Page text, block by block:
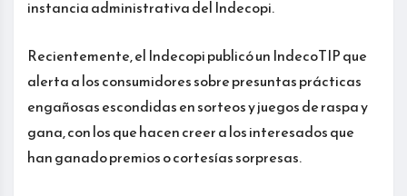
instancia administrativa del Indecopi.
Recientemente, el Indecopi publicó un IndecoTIP que
alerta a los consumidores sobre presuntas prácticas
engañosas escondidas en sorteos y juegos de raspa y
gana, con los que hacen creer a los interesados que
han ganado premios o cortesías sorpresas.